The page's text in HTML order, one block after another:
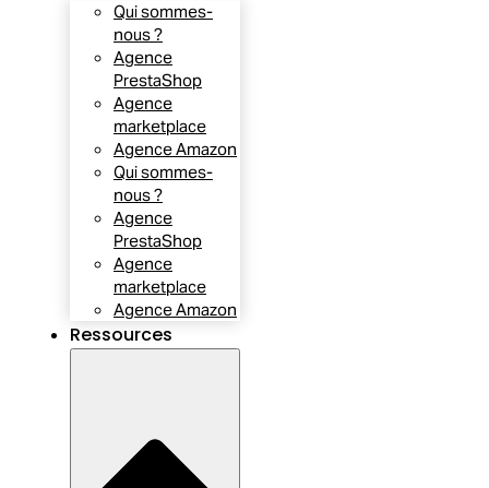
Qui sommes-
nous ?
Agence
PrestaShop
Agence
marketplace
Agence Amazon
Qui sommes-
nous ?
Agence
PrestaShop
Agence
marketplace
Agence Amazon
Ressources